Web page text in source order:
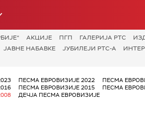
АКЦИЈЕ ПГП ГАЛЕРИЈА РТС
ЈАВНЕ НАБАВКЕ ЈУБИЛЕЈИ РТС-А
ПЕСМА ЕВРОВИЗИЈЕ 2022 ПЕСМА
ПЕСМА ЕВРОВИЗИЈЕ 2015 ПЕСМА
ДЕЧЈА ПЕСМА ЕВРОВИЗИЈЕ